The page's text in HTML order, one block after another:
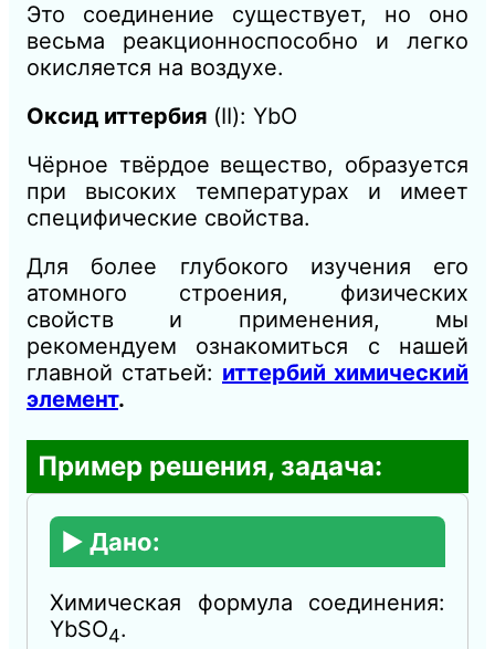
Это соединение существует, но оно
весьма реакционноспособно и легко
окисляется на воздухе.
Оксид иттербия (II): YbO
Чёрное твёрдое вещество, образуется
при высоких температурах и имеет
специфические свойства.
Для более глубокого изучения его
атомного строения, физических
свойств и применения, мы
рекомендуем ознакомиться с нашей
главной статьей: иттербий химический
элемент.
Пример решения, задача:
▶️ Дано:
Химическая формула соединения:
YbSO4.